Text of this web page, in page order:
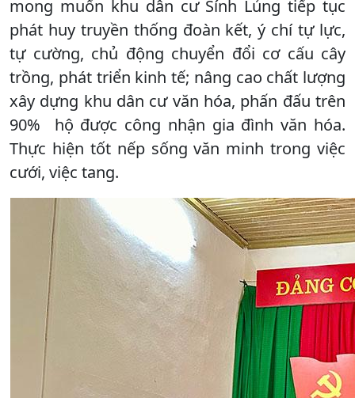
mong muốn khu dân cư Sính Lủng tiếp tục
phát huy truyền thống đoàn kết, ý chí tự lực,
tự cường, chủ động chuyển đổi cơ cấu cây
trồng, phát triển kinh tế; nâng cao chất lượng
xây dựng khu dân cư văn hóa, phấn đấu trên
90% hộ được công nhận gia đình văn hóa.
Thực hiện tốt nếp sống văn minh trong việc
cưới, việc tang.